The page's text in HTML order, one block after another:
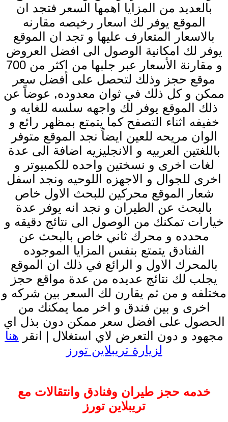
بالعديد من المزايا اهمها السعر فتجد ان
الموقع يوفر لك اسعار رخيصه مقارنه
بالاسعار المتعارف عليها و تجد ان الموقع
يوفر لك امكانية الوصول الى افضل العروض
و مقارنة الأسعار عبر جلبها من اكثر من 700
موقع حجز وذلك لتحصل على أفضل سعر
ممكن و كل ذلك في ثوان معدوده, عوضاً عن
ذلك الموقع يوفر لك واجهه سلسه للغايه و
خفيفه اثناء التصفح كما يتمتع بمظهر رائع و
الوان مريحه للعين ايضاً نجد الموقع متوفر
باللغتين العربيه و الانجليزيه اضافة الى عدة
لغات اخرى و نسختين واحده للكمبيوتر و
اخرى للجوال و الاجهزه اللوحيه ونجد اسفل
شعار الموقع محركين للبحث الاول خاص
بالبحث عن الطيران و نجد انه يوفر عدة
خيارات تمكنك من الوصول الى نتائج دقيقه و
محدده و محرك ثاني خاص بالبحث عن
الفنادق يتمتع بنفس المزايا الموجوده
بالمحرك الاول و الرائع في ذلك ان الموقع
يجلب لك نتائج عديده من عدة مواقع حجز
مختلفه و من ثم يقارن لك السعر بين شركه و
اخرى و بين فندق و اخر مما يمكنك من
الحصول على افضل سعر ممكن دون بذل اي
مجهود و دون التعرض لاي استغلال | انقر هنا
لزيارة تريبلاين تورز
خدمه حجز طيران وفنادق وانتقالات مع
تريبلاين تورز